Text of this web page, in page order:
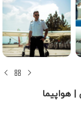
| هواپیما